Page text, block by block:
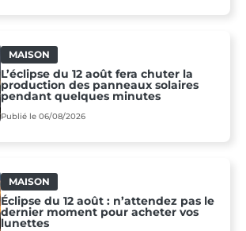
MAISON
L’éclipse du 12 août fera chuter la
production des panneaux solaires
pendant quelques minutes
Publié le 06/08/2026
MAISON
Éclipse du 12 août : n’attendez pas le
dernier moment pour acheter vos
lunettes